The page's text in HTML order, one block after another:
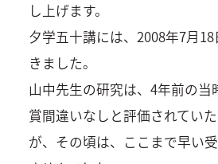
し上げます。
夕学五十講には、2008年7月
きました。
山中先生の研究は、4年前の当
賞間違いなしと評価されてい
が、その頃は、ここまで早い